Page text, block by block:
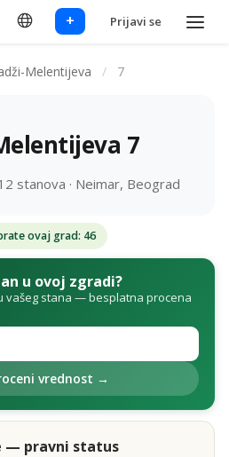
+ Prijavi se
Melentijeva / 7
7
stanova · Neimar, Beograd
ovaj grad: 46
u ovoj zgradi?
vašeg stana — besplatna procena
vrednost →
— pravni status